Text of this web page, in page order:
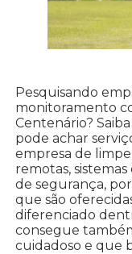
Pesquisando
monitoramento
Centenário?
pode achar
empresa de
remotas,
de segurança,
que são
diferenciado
consegue
cuidadoso e que